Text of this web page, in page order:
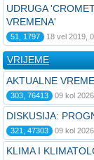
UDRUGA
VREMENA'
51, 1797 18 vel 2019,
VRIJEME
AKTUALNE
303, 76413 09 kol
DISKUSIJA:
321, 47303 09 kol
KLIMA I